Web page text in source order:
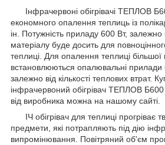
Інфрачервоні обігрівачі ТЕПЛОВ
економного опалення теплиць із
ін. Потужність приладу 600 Вт, залежно
матеріалу буде досить для
теплиці. Для опалення теплиці більшої
встановлюються опалювальні прилади в
залежно від кількості теплових втрат.
інфрачервоний обігрівач ТЕПЛОВ Б600
від виробника можна на нашому сайті.
ІЧ обігрівач для теплиці прогріває
предмети, які потрапляють під дію
випромінювання. Повітряний об'єм